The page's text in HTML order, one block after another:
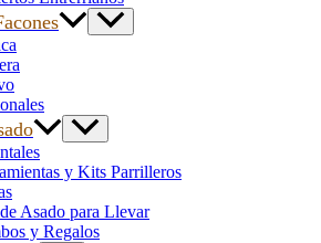
y Kits Parrilleros
Asado para Llevar
y Regalos